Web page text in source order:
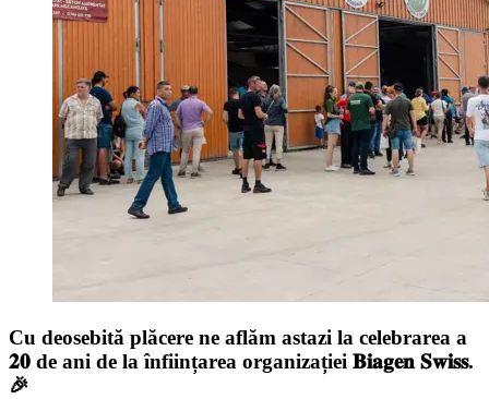
Cu deosebită plăcere ne aflăm astazi la celebrarea a
𝟐𝟎 de ani de la înființarea organizației 𝐁𝐢𝐚𝐠𝐞𝐧 𝐒𝐰𝐢𝐬𝐬.
🎉